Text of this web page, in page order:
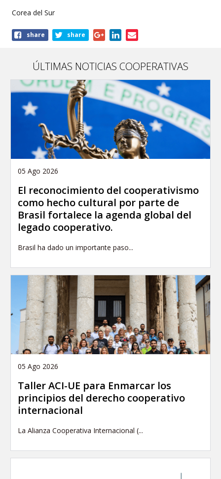
Corea del Sur
Shareshare share
ÚLTIMAS NOTICIAS COOPERATIVAS
05 Ago 2026
El reconocimiento del cooperativismo
como hecho cultural por parte de
Brasil fortalece la agenda global del
legado cooperativo.
Brasil ha dado un importante paso...
05 Ago 2026
Taller ACI-UE para Enmarcar los
principios del derecho cooperativo
internacional
La Alianza Cooperativa Internacional (...